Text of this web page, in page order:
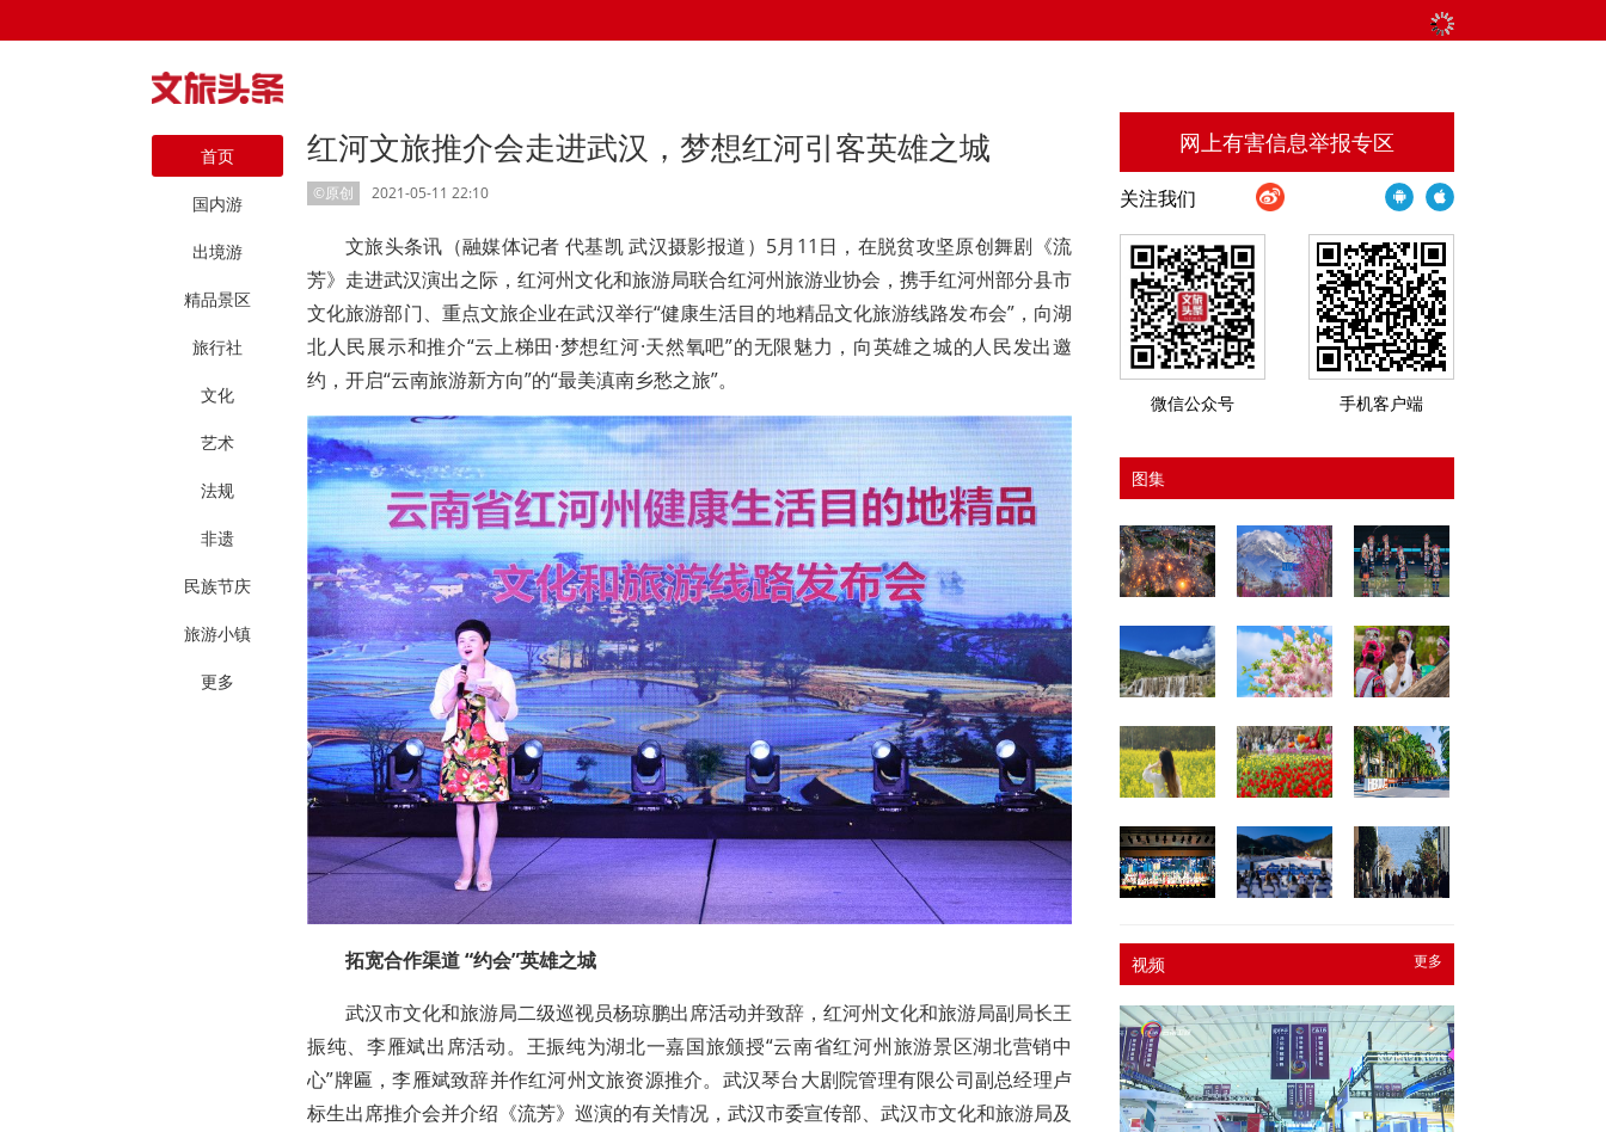
首页
国内游
出境游
精品景区
旅行社
文化
艺术
法规
非遗
民族节庆
旅游小镇
更多
红河文旅推介会走进武汉，梦想红河引客英雄之城
©原创 2021-05-11 22:10
文旅头条讯（融媒体记者 代基凯 武汉摄影报道）5月11日，在脱贫攻坚原创舞剧《流
芳》走进武汉演出之际，红河州文化和旅游局联合红河州旅游业协会，携手红河州部分县市
文化旅游部门、重点文旅企业在武汉举行“健康生活目的地精品文化旅游线路发布会”，向湖
北人民展示和推介“云上梯田·梦想红河·天然氧吧”的无限魅力，向英雄之城的人民发出邀
约，开启“云南旅游新方向”的“最美滇南乡愁之旅”。
拓宽合作渠道 “约会”英雄之城
武汉市文化和旅游局二级巡视员杨琼鹏出席活动并致辞，红河州文化和旅游局副局长王
振纯、李雁斌出席活动。王振纯为湖北一嘉国旅颁授“云南省红河州旅游景区湖北营销中
心”牌匾，李雁斌致辞并作红河州文旅资源推介。武汉琴台大剧院管理有限公司副总经理卢
标生出席推介会并介绍《流芳》巡演的有关情况，武汉市委宣传部、 武汉市文化和旅游局及
网上有害信息举报专区
关注我们
微信公众号 手机客户端
图集
更多
视频